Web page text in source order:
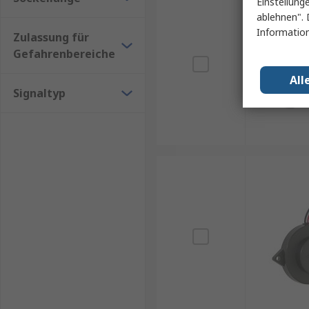
Zulassung für
Gefahrenbereiche
Signaltyp
ablehnen".